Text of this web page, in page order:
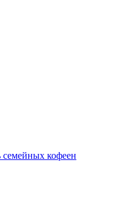
семейных кофеен